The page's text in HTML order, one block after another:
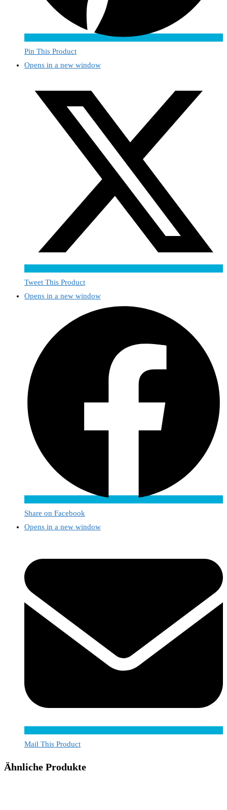
Pin This Product
Opens in a new window
Tweet This Product
Opens in a new window
Share on Facebook
Opens in a new window
Mail This Product
Ähnliche Produkte